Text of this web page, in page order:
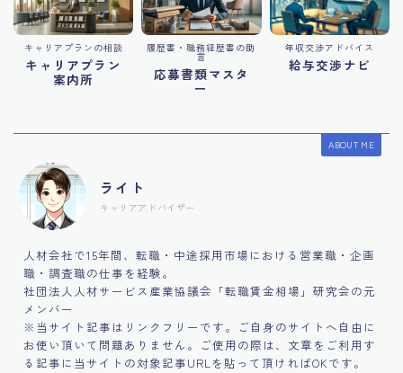
キャリアプランの相談
キャリアプラン
案内所
履歴書・職務経歴書の助
言
応募書類マスタ
ー
年収交渉アドバイス
給与交渉ナビ
ABOUT ME
ライト
キャリアアドバイザー
人材会社で15年間、転職・中途採用市場における営業職・企画
職・調査職の仕事を経験。
社団法人人材サービス産業協議会「転職賃金相場」研究会の元
メンバー
※当サイト記事はリンクフリーです。ご自身のサイトへ自由に
お使い頂いて問題ありません。ご使用の際は、文章をご利用す
る記事に当サイトの対象記事URLを貼って頂ければOKです。